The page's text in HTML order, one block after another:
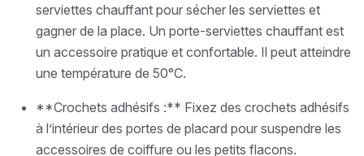
serviettes chauffant pour sécher les serviettes et
gagner de la place. Un porte-serviettes chauffant est
un accessoire pratique et confortable. Il peut atteindre
une température de 50°C.
**Crochets adhésifs :** Fixez des crochets adhésifs
à l’intérieur des portes de placard pour suspendre les
accessoires de coiffure ou les petits flacons.